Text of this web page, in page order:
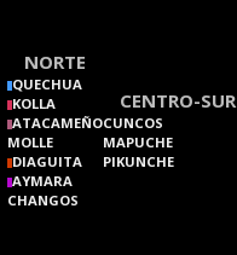
NORTE
QUECHUA
KOLLA
ATACAMEÑO
MOLLE
DIAGUITA
AYMARA
CHANGOS
CENTRO-SUR
CUNCOS
MAPUCHE
PIKUNCHE